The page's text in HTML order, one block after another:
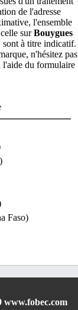
de l'adresse
l'ensemble
surBouygues
sont à titre indicatif.
n'hésitez pas
l'aide du formulaire
Faso)
www.fobec.com